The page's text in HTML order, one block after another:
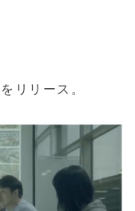
をリリース。